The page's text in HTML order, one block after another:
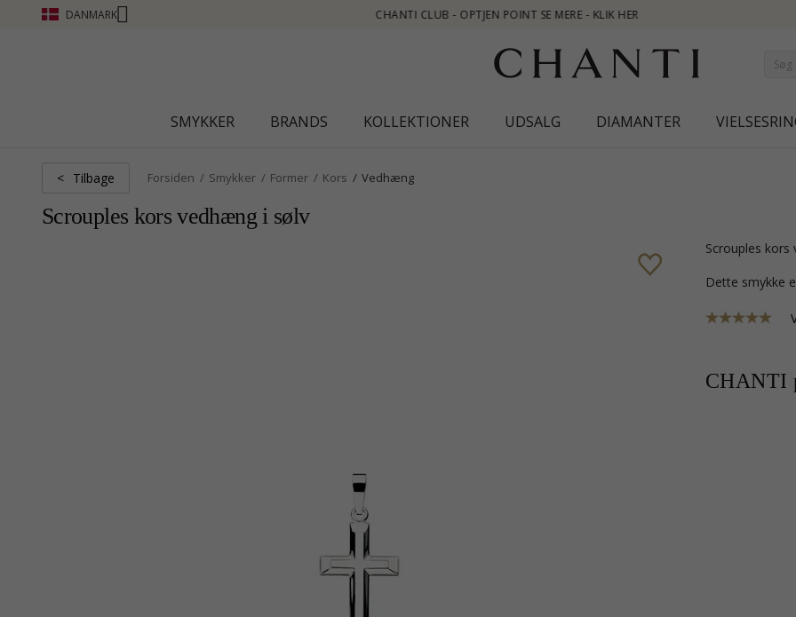
DANMARK
CHANTI CLUB - OPTJEN POINT SE MERE - KLIK HER
SMYKKER BRANDS KOLLEKTIONER UDSALG DIAMANTER
< Tilbage Forsiden Smykker Former Kors Vedhæng
Scrouples kors vedhæng i sølv
Scrouples
Dette
CHANTI